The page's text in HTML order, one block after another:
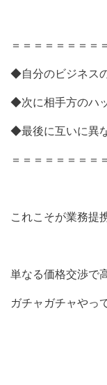
＝＝＝＝＝＝＝＝
◆自分のビジネス
◆次に相手方のハ
◆最後に互いに異
＝＝＝＝＝＝＝＝
これこそが業務提
単なる価格交渉で
ガチャガチャやっ